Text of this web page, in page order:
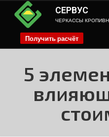
СЕРВУС
ЧЕРКАССЫ
Получить расчёт
5